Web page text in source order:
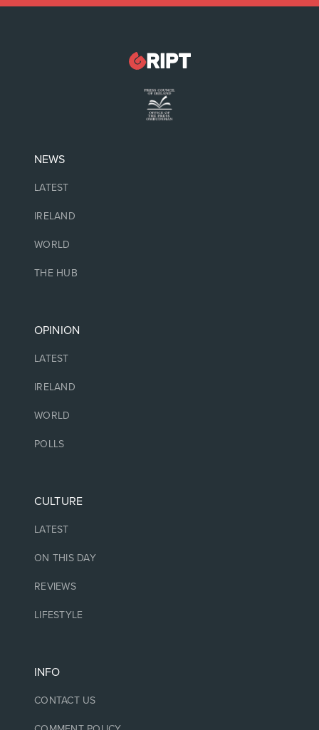
NEWS
LATEST
IRELAND
WORLD
THE HUB
OPINION
LATEST
IRELAND
WORLD
POLLS
CULTURE
LATEST
ON THIS DAY
REVIEWS
LIFESTYLE
INFO
CONTACT US